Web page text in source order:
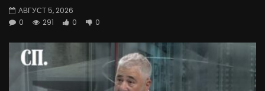
АВГУСТ 5, 2026
0
291 0 0